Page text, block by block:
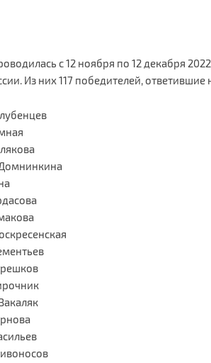
с 12 ноября по 12 декабря
Из них 117 победителей,